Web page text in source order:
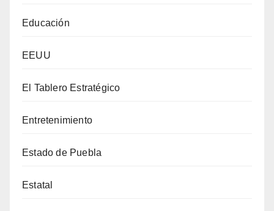
Educación
EEUU
El Tablero Estratégico
Entretenimiento
Estado de Puebla
Estatal